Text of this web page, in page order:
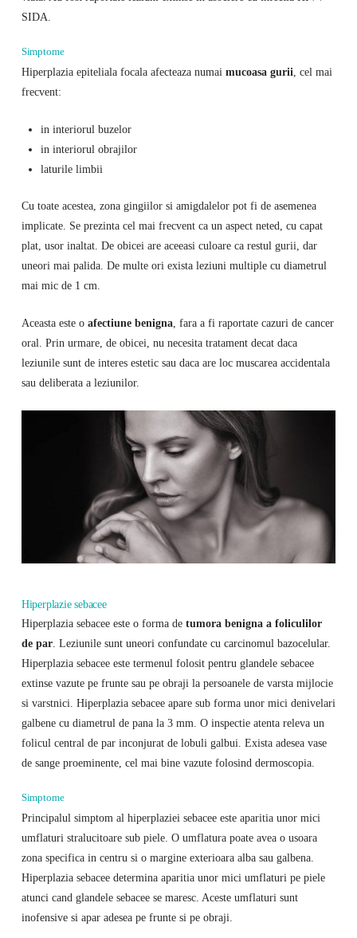
SIDA.
Simptome
Hiperplazia epiteliala focala afecteaza numai mucoasa gurii , cel mai
frecvent:
in interiorul buzelor
in interiorul obrajilor
laturile limbii
Cu toate acestea, zona gingiilor si amigdalelor pot fi de asemenea
implicate. Se prezinta cel mai frecvent ca un aspect neted, cu capat
plat, usor inaltat. De obicei are aceeasi culoare ca restul gurii, dar
uneori mai palida. De multe ori exista leziuni multiple cu diametrul
mai mic de 1 cm.
Aceasta este o afectiune benigna, fara a fi raportate cazuri de cancer
oral. Prin urmare, de obicei, nu necesita tratament decat daca
leziunile sunt de interes estetic sau daca are loc muscarea accidentala
sau deliberata a leziunilor.
Hiperplazie sebacee
Hiperplazia sebacee este o forma de tumora benigna a foliculilor
de par. Leziunile sunt uneori confundate cu carcinomul bazocelular.
Hiperplazia sebacee este termenul folosit pentru glandele sebacee
extinse vazute pe frunte sau pe obraji la persoanele de varsta mijlocie
si varstnici. Hiperplazia sebacee apare sub forma unor mici denivelari
galbene cu diametrul de pana la 3 mm. O inspectie atenta releva un
folicul central de par inconjurat de lobuli galbui. Exista adesea vase
de sange proeminente, cel mai bine vazute folosind dermoscopia.
Simptome
Principalul simptom al hiperplaziei sebacee este aparitia unor mici
umflaturi stralucitoare sub piele. O umflatura poate avea o usoara
zona specifica in centru si o margine exterioara alba sau galbena.
Hiperplazia sebacee determina aparitia unor mici umflaturi pe piele
atunci cand glandele sebacee se maresc. Aceste umflaturi sunt
inofensive si apar adesea pe frunte si pe obraji.